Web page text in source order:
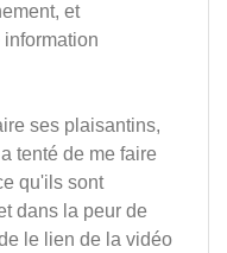
et
ses plaisantins,
tenté de me faire
qu'ils sont
dans la peur de
le lien de la vidéo